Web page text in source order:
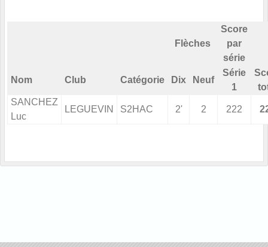
Flèches
Score
par
série
Nom Club Catégorie Dix Neuf
Série
1
SANCHEZ
Luc
LEGUEVIN S2HAC 2' 2 222